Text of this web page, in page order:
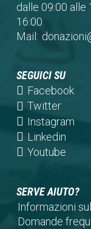
dalle 09:00 alle
16:00.
Mail:
SEGUICI SU
Facebook
a
Twitter(opens
in
a
new
Instagram
Linkedin(opens
in
tab)
Youtube(opens
new
tab)
SERVE AIUTO?
Informazioni
Domande